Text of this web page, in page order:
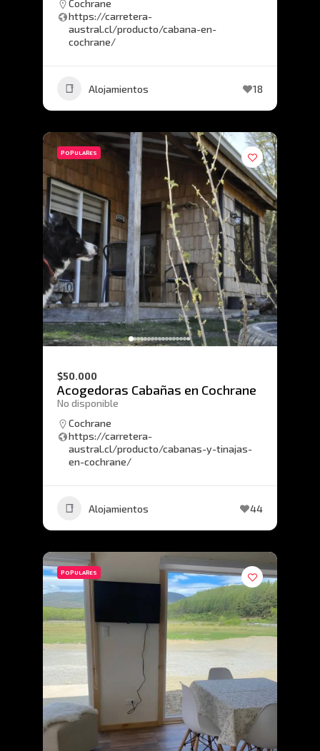
Cochrane
https://carretera-
austral.cl/producto/cabana-en-
cochrane/
Alojamientos 18
POPULARES
$50.000
Acogedoras Cabañas en Cochrane
No disponible
Cochrane
https://carretera-
austral.cl/producto/cabanas-y-tinajas-
en-cochrane/
Alojamientos 44
POPULARES